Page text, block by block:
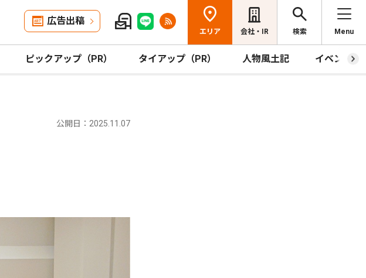
広告出稿
エリア 会社・IR 検索 Menu
ピックアップ（PR） タイアップ（PR） 人物風土記 イベント
公開日：2025.11.07